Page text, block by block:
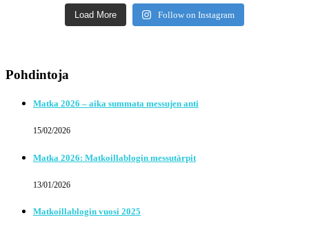
Load More Follow on Instagram
Pohdintoja
Matka 2026 – aika summata messujen anti
15/02/2026
Matka 2026: Matkoillablogin messutärpit
13/01/2026
Matkoillablogin vuosi 2025